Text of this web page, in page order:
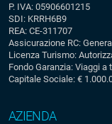
P. IVA: 05906601215
SDI: KRRH6B9
REA: CE-311707
Assicurazione RC:
Licenza Turismo:
Fondo Garanzia: Viaggi
Capitale Sociale: €
AZIENDA